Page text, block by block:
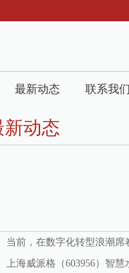
最新动态 联系我们
新动态
前，在数字化转型浪潮席卷
海威派格（603956）智慧